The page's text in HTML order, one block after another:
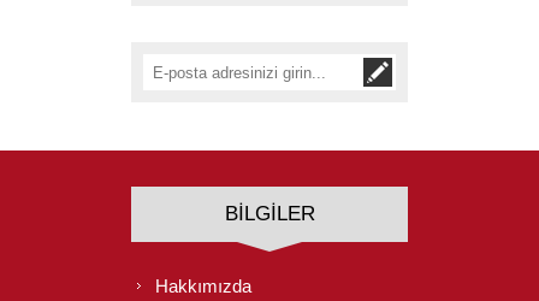
BILGILER
Hakkımızda